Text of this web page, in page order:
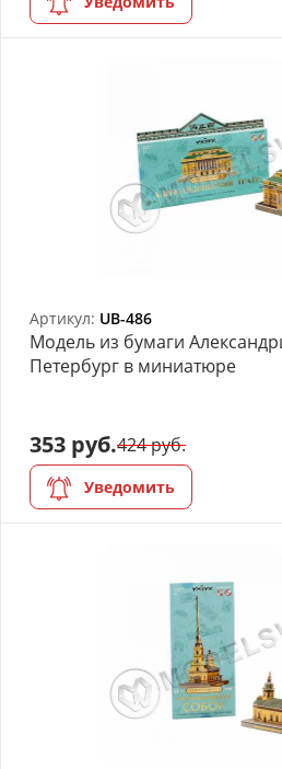
Артикул: UB-486
Модель из бумаги
Петербург в миниатюре
353 руб.424 руб.
Уведомить